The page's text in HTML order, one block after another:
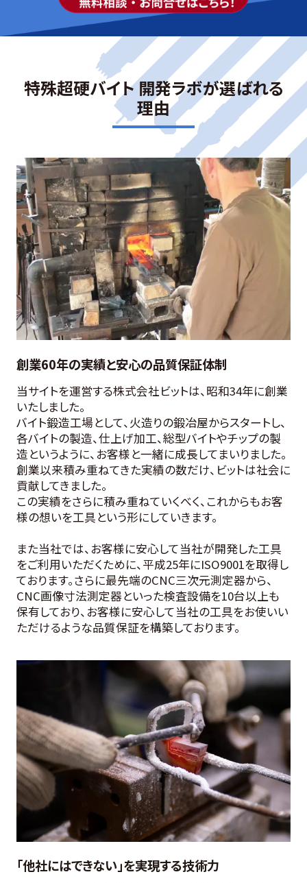
特殊超硬バイト 開発ラボが選ばれる
理由
創業60年の実績と安心の品質保証体制
当サイトを運営する株式会社ビットは、昭和34年に創業
いたしました。
バイト鍛造工場として、火造りの鍛冶屋からスタートし、
各バイトの製造、仕上げ加工、総型バイトやチップの製
造というように、お客様と一緒に成長してまいりました。
創業以来積み重ねてきた実績の数だけ、ビットは社会に
貢献してきました。
この実績をさらに積み重ねていくべく、これからもお客
様の想いを工具という形にしていきます。
また当社では、お客様に安心して当社が開発した工具
をご利用いただくために、平成25年にISO9001を取得し
ております。さらに最先端のCNC三次元測定器から、
CNC画像寸法測定器といった検査設備を10台以上も
保有しており、お客様に安心して当社の工具をお使いい
ただけるような品質保証を構築しております。
「他社にはできない」を実現する技術力